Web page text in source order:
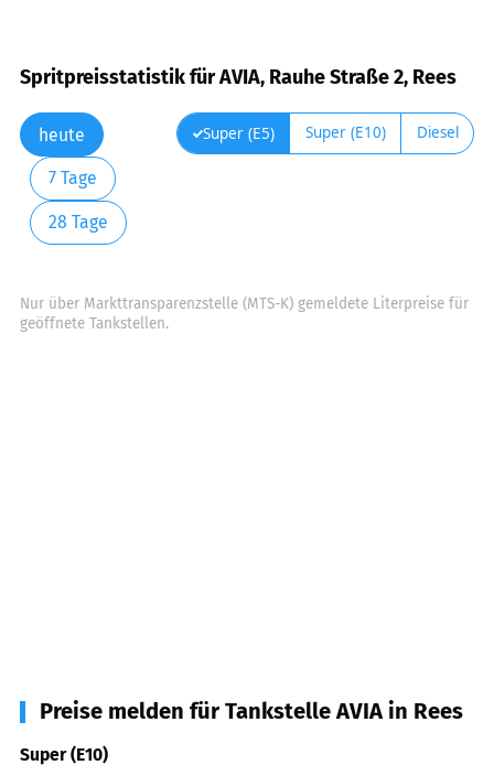
Spritpreisstatistik für AVIA, Rauhe Straße 2, Rees
heute
7 Tage
28 Tage
Super (E5) Super (E10) Diesel
Nur über Markttransparenzstelle (MTS-K) gemeldete Literpreise für
geöffnete Tankstellen.
Preise melden für Tankstelle AVIA in Rees
Super (E10)